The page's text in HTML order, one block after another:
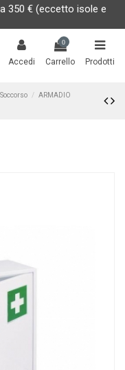
350 € (eccetto isole e
Accedi
0
Carrello Prodotti
ARMADIO